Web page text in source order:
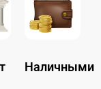
Наличными